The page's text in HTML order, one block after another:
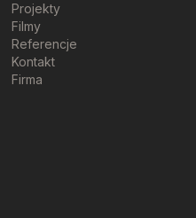
Projekty
Filmy
Referencje
Kontakt
Firma